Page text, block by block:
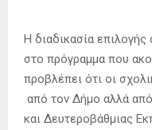
Η διαδικασία
στο πρόγραμμα που
προβλέπει ότι οι
από τον Δήμο αλλά
και Δευτεροβάθμιας